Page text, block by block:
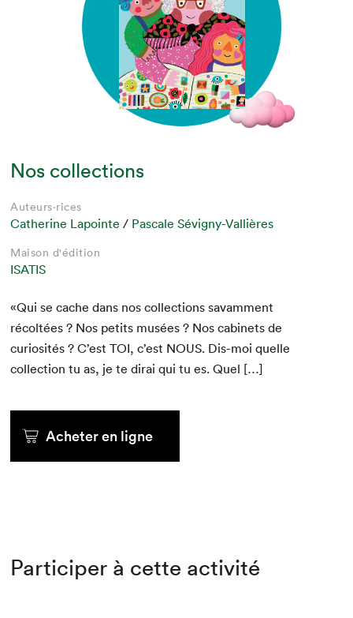
Nos collections
Auteurs·rices
Catherine Lapointe / Pascale Sévigny-Vallières
Maison d'édition
ISATIS
«Qui se cache dans nos col­lec­tions savam­ment
récoltées ? Nos petits musées ? Nos cab­i­nets de
curiosités ? C’estTOI, c’est NOUS. Dis-moi quelle
col­lec­tion tu as, je te dirai qui tu es. Quel […]
Acheter en ligne
Participer à cette activité